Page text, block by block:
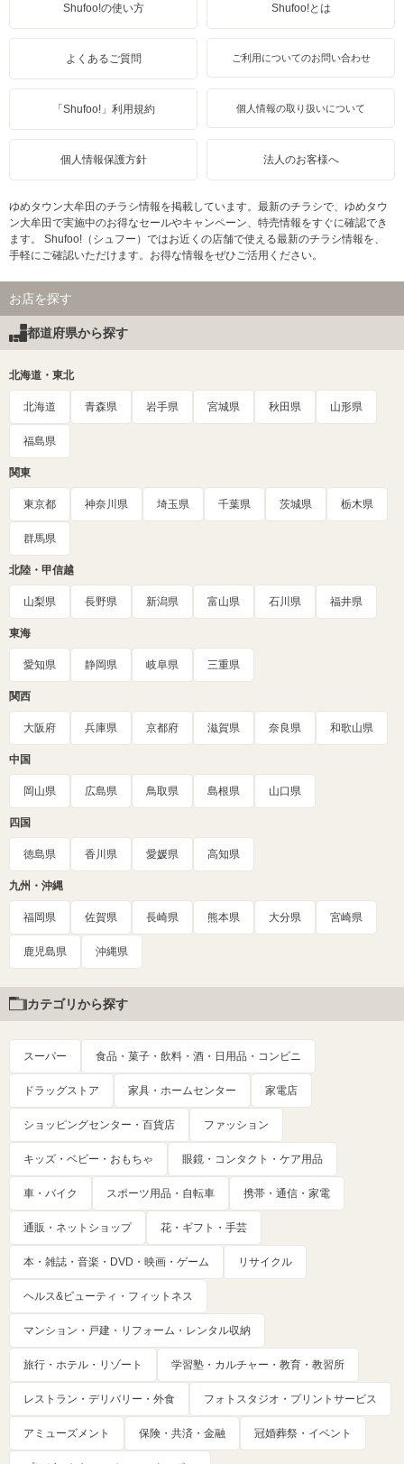
Shufoo!の使い方 Shufoo!とは
よくあるご質問 ご利用についてのお問い合わせ
「Shufoo!」利用規約 個人情報の取り扱いについて
個人情報保護方針 法人のお客様へ
ゆめタウン大牟田のチラシ情報を掲載しています。最新のチラシで、ゆめタウ
ン大牟田で実施中のお得なセールやキャンペーン、特売情報をすぐに確認でき
ます。 Shufoo!（シュフー）ではお近くの店舗で使える最新のチラシ情報を、
手軽にご確認いただけます。お得な情報をぜひご活用ください。
お店を探す
都道府県から探す
北海道・東北
北海道 青森県 岩手県 宮城県 秋田県 山形県
福島県
関東
東京都 神奈川県 埼玉県 千葉県 茨城県 栃木県
群馬県
北陸・甲信越
山梨県 長野県 新潟県 富山県 石川県 福井県
東海
愛知県 静岡県 岐阜県 三重県
関西
大阪府 兵庫県 京都府 滋賀県 奈良県 和歌山県
中国
岡山県 広島県 鳥取県 島根県 山口県
四国
徳島県 香川県 愛媛県 高知県
九州・沖縄
福岡県 佐賀県 長崎県 熊本県 大分県 宮崎県
鹿児島県 沖縄県
カテゴリから探す
スーパー 食品・菓子・飲料・酒・日用品・コンビニ
ドラッグストア 家具・ホームセンター 家電店
ショッピングセンター・百貨店 ファッション
キッズ・ベビー・おもちゃ 眼鏡・コンタクト・ケア用品
車・バイク スポーツ用品・自転車 携帯・通信・家電
通販・ネットショップ 花・ギフト・手芸
本・雑誌・音楽・DVD・映画・ゲーム リサイクル
ヘルス&ビューティ・フィットネス
マンション・戸建・リフォーム・レンタル収納
旅行・ホテル・リゾート 学習塾・カルチャー・教育・教習所
レストラン・デリバリー・外食 フォトスタジオ・プリントサービス
アミューズメント 保険・共済・金融 冠婚葬祭・イベント